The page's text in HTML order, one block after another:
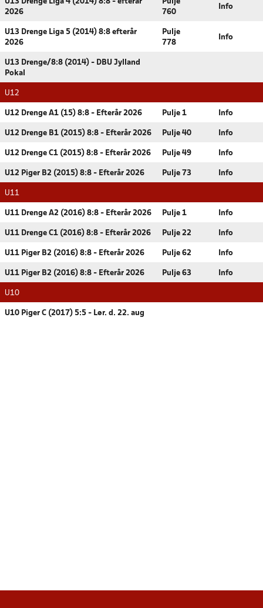
2026
760
Info
U13 Drenge Liga 5 (2014) 8:8 efterår
2026
Pulje
778
Info
U13 Drenge/8:8 (2014) - DBU Jylland
Pokal
U12
U12 Drenge A1 (15) 8:8 - Efterår 2026 Pulje 1 Info
U12 Drenge B1 (2015) 8:8 - Efterår 2026 Pulje 40 Info
U12 Drenge C1 (2015) 8:8 - Efterår 2026 Pulje 49 Info
U12 Piger B2 (2015) 8:8 - Efterår 2026 Pulje 73 Info
U11
U11 Drenge A2 (2016) 8:8 - Efterår 2026 Pulje 1 Info
U11 Drenge C1 (2016) 8:8 - Efterår 2026 Pulje 22 Info
U11 Piger B2 (2016) 8:8 - Efterår 2026 Pulje 62 Info
U11 Piger B2 (2016) 8:8 - Efterår 2026 Pulje 63 Info
U10
U10 Piger C (2017) 5:5 - Lør. d. 22. aug